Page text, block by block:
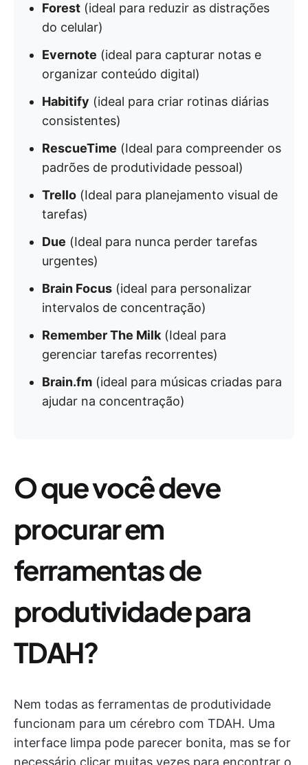
Forest (ideal para reduzir as distrações
do celular)
Evernote (ideal para capturar notas e
organizar conteúdo digital)
Habitify (ideal para criar rotinas diárias
consistentes)
RescueTime (Ideal para compreender os
padrões de produtividade pessoal)
Trello (Ideal para planejamento visual de
tarefas)
Due (Ideal para nunca perder tarefas
urgentes)
Brain Focus (ideal para personalizar
intervalos de concentração)
Remember The Milk (Ideal para
gerenciar tarefas recorrentes)
Brain.fm (ideal para músicas criadas para
ajudar na concentração)
O que você deve
procurar em
ferramentas de
produtividade para
TDAH?
Nem todas as ferramentas de produtividade
funcionam para um cérebro com TDAH. Uma
interface limpa pode parecer bonita, mas se for
necessário clicar muitas vezes para encontrar o